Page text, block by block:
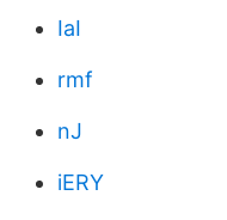
IaI
rmf
nJ
iERY